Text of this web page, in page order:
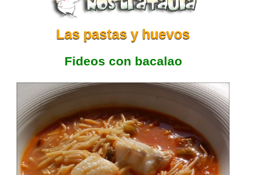
Las pastas y huevos
Fideos con bacalao